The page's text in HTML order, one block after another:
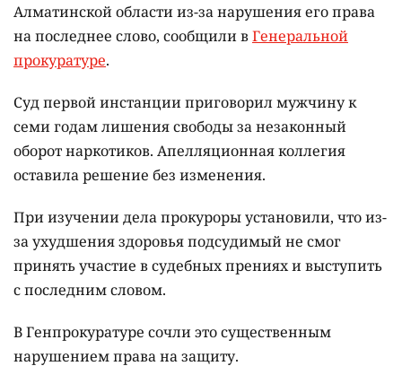
Алматинской области из-за нарушения его права
на последнее слово, сообщили вГенеральной
прокуратуре.
Суд первой инстанции приговорил мужчину к
семи годам лишения свободы за незаконный
оборот наркотиков. Апелляционная коллегия
оставила решение без изменения.
При изучении дела прокуроры установили, что из-
за ухудшения здоровья подсудимый не смог
принять участие в судебных прениях и выступить
с последним словом.
В Генпрокуратуре сочли это существенным
нарушением права на защиту.